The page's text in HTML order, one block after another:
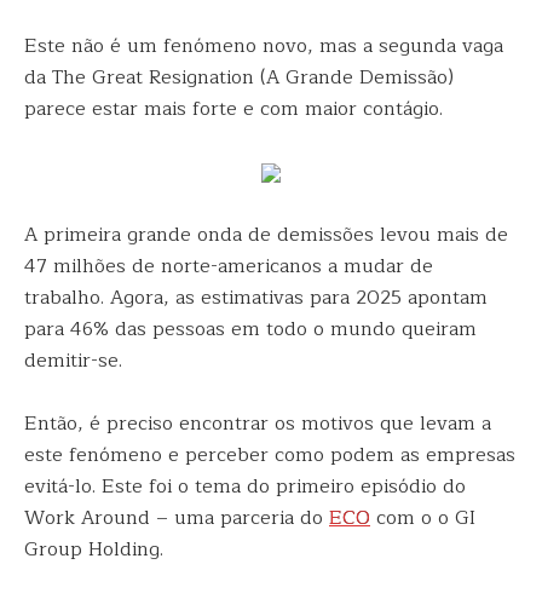
Este não é um fenómeno novo, mas a segunda vaga
da The Great Resignation (A Grande Demissão)
parece estar mais forte e com maior contágio.
A primeira grande onda de demissões levou mais de
47 milhões de norte-americanos a mudar de
trabalho. Agora, as estimativas para 2025 apontam
para 46% das pessoas em todo o mundo queiram
demitir-se.
Então, é preciso encontrar os motivos que levam a
este fenómeno e perceber como podem as empresas
evitá-lo. Este foi o tema do primeiro episódio do
Work Around – uma parceria do ECOcom o o GI
Group Holding.